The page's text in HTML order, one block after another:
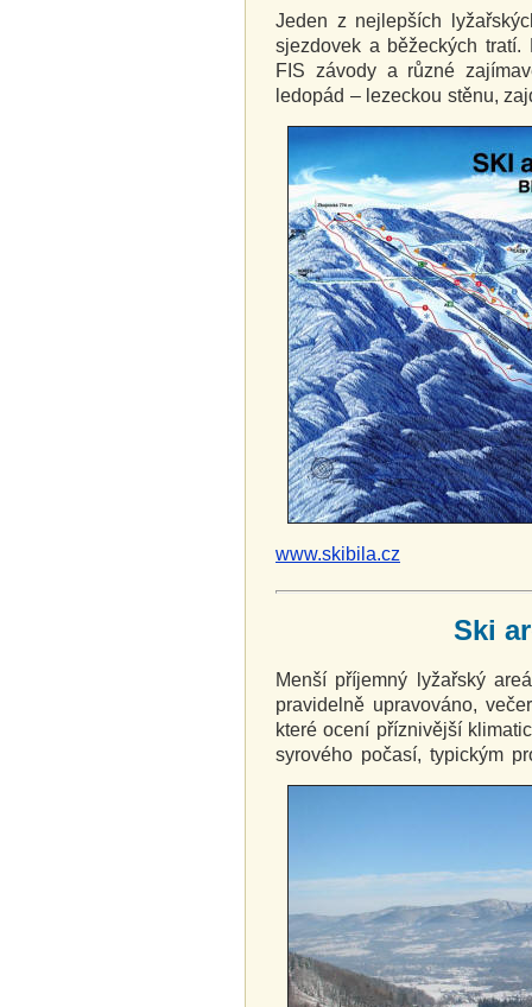
Jeden z nejlepších
sjezdovek a běžeckých
FIS závody a různé
ledopád – lezeckou stěnu,
www.skibila.cz
Ski
Menší příjemný lyžařský
pravidelně upravováno,
které ocení příznivější
syrového počasí, typickým